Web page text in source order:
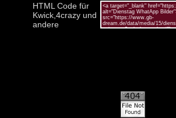
HTML Code für
Kwick,4crazy und
andere